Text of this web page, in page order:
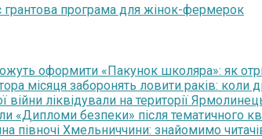
грантова програма для жінок-фермерок
оформити «Пакунок школяра»: як
місяця заборонять ловити раків: коли
війни ліквідували на території
«Дипломи безпеки» після тематичного
Хмельниччини: знайомимо читачів